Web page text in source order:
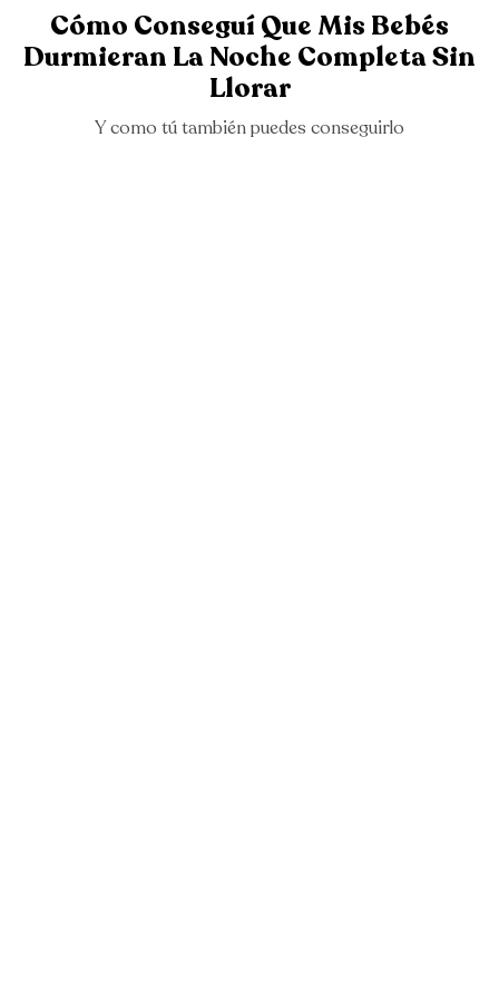
Cómo Conseguí Que Mis Bebés
Durmieran La Noche Completa Sin
Llorar
Y como tú también puedes conseguirlo